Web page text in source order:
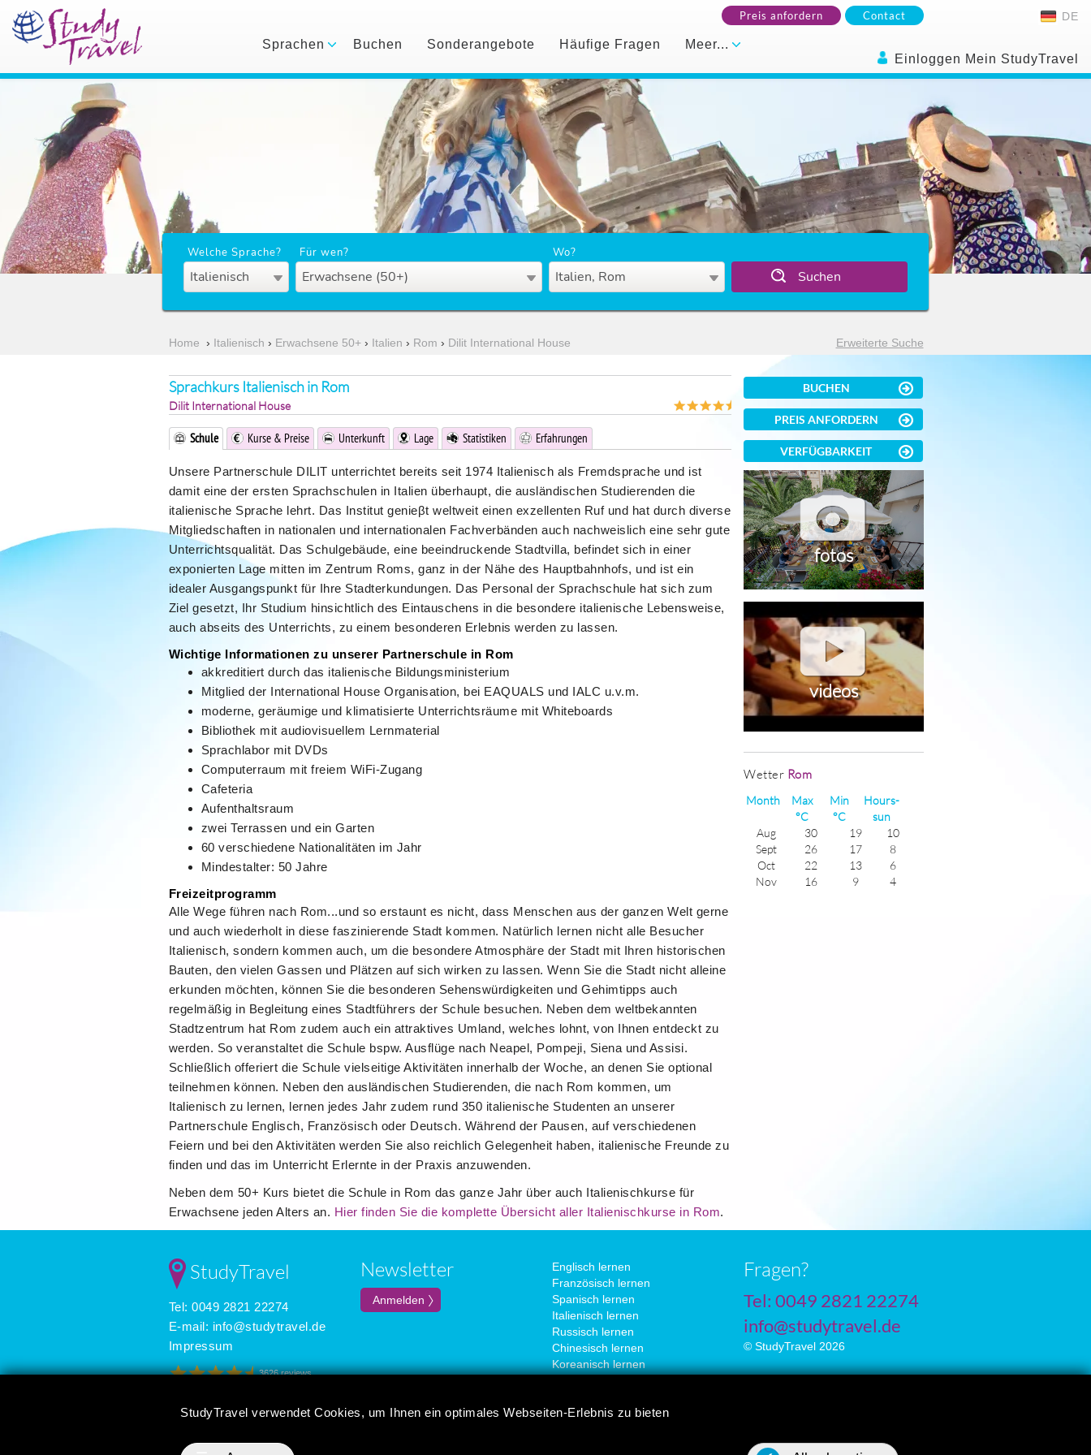
Preis anfordern Contact DE
Einloggen Mein StudyTravel
Sprachen Buchen Sonderangebote Häufige Fragen Meer...
Welche Sprache?
Italienisch
Für wen?
Erwachsene (50+)
Wo?
Italien, Rom Suchen
Home › Italienisch › Erwachsene 50+› Italien › Rom › Dilit International House Erweiterte Suche
Sprachkurs Italienisch in Rom
Dilit International House
Schule Kurse & Preise Unterkunft Lage Statistiken Erfahrungen
Unsere Partnerschule DILIT unterrichtet bereits seit 1974 Italienisch als Fremdsprache und ist
damit eine der ersten Sprachschulen in Italien überhaupt, die ausländischen Studierenden die
italienische Sprache lehrt. Das Institut genieβt weltweit einen exzellenten Ruf und hat durch diverse
Mitgliedschaften in nationalen und internationalen Fachverbänden auch nachweislich eine sehr gute
Unterrichtsqualität. Das Schulgebäude, eine beeindruckende Stadtvilla, befindet sich in einer
exponierten Lage mitten im Zentrum Roms, ganz in der Nähe des Hauptbahnhofs, und ist ein
idealer Ausgangspunkt für Ihre Stadterkundungen. Das Personal der Sprachschule hat sich zum
Ziel gesetzt, Ihr Studium hinsichtlich des Eintauschens in die besondere italienische Lebensweise,
auch abseits des Unterrichts, zu einem besonderen Erlebnis werden zu lassen.
Wichtige Informationen zu unserer Partnerschule in Rom
akkreditiert durch das italienische Bildungsministerium
Mitglied der International House Organisation, bei EAQUALS und IALC u.v.m.
moderne, geräumige und klimatisierte Unterrichtsräume mit Whiteboards
Bibliothek mit audiovisuellem Lernmaterial
Sprachlabor mit DVDs
Computerraum mit freiem WiFi-Zugang
Cafeteria
Aufenthaltsraum
zwei Terrassen und ein Garten
60 verschiedene Nationalitäten im Jahr
Mindestalter: 50 Jahre
Freizeitprogramm
Alle Wege führen nach Rom...und so erstaunt es nicht, dass Menschen aus der ganzen Welt gerne
und auch wiederholt in diese faszinierende Stadt kommen. Natürlich lernen nicht alle Besucher
Italienisch, sondern kommen auch, um die besondere Atmosphäre der Stadt mit Ihren historischen
Bauten, den vielen Gassen und Plätzen auf sich wirken zu lassen. Wenn Sie die Stadt nicht alleine
erkunden möchten, können Sie die besonderen Sehenswürdigkeiten und Gehimtipps auch
regelmäßig in Begleitung eines Stadtführers der Schule besuchen. Neben dem weltbekannten
Stadtzentrum hat Rom zudem auch ein attraktives Umland, welches lohnt, von Ihnen entdeckt zu
werden. So veranstaltet die Schule bspw. Ausflüge nach Neapel, Pompeji, Siena und Assisi.
Schließlich offeriert die Schule vielseitige Aktivitäten innerhalb der Woche, an denen Sie optional
teilnehmen können. Neben den ausländischen Studierenden, die nach Rom kommen, um
Italienisch zu lernen, lernen jedes Jahr zudem rund 350 italienische Studenten an unserer
Partnerschule Englisch, Französisch oder Deutsch. Während der Pausen, auf verschiedenen
Feiern und bei den Aktivitäten werden Sie also reichlich Gelegenheit haben, italienische Freunde zu
finden und das im Unterricht Erlernte in der Praxis anzuwenden.
Neben dem 50+ Kurs bietet die Schule in Rom das ganze Jahr über auch Italienischkurse für
Erwachsene jeden Alters an. Hier finden Sie die komplette Übersicht aller Italienischkurse in Rom.
BUCHEN
PREIS ANFORDERN
VERFÜGBARKEIT
fotos
videos
Wetter Rom
Month
Max
°C
Min
°C
Hours-
sun
Aug
30 19
10
Sept
26 17
8
Oct
22 13
6
Nov
16 9
4
StudyTravel verwendet Cookies, um Ihnen ein optimales Webseiten-Erlebnis zu bieten
StudyTravel
Tel: 0049 2821 22274
E-mail: info@studytravel.de
Impressum
3626 reviews
Newsletter
Englisch lernen
Französisch lernen
Spanisch lernen
Italienisch lernen
Russisch lernen
Chinesisch lernen
Koreanisch lernen
Deutsch lernen
Fragen?
Tel: 0049 2821 22274
info@studytravel.de
© StudyTravel 2026
Datenschutzgrundverordnung